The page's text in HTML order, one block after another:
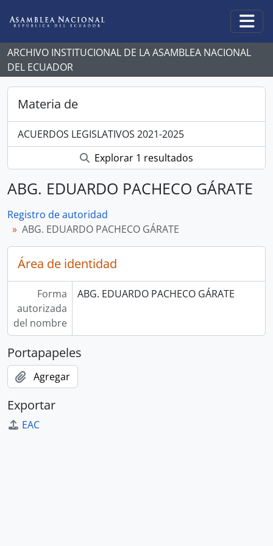
ARCHIVO INSTITUCIONAL DE LA ASAMBLEA NACIONAL
DEL ECUADOR
Materia de
ACUERDOS LEGISLATIVOS 2021-2025
Explorar 1 resultados
ABG. EDUARDO PACHECO GÁRATE
Registro de autoridad
ABG. EDUARDO PACHECO GÁRATE
Área de identidad
Forma
autorizada
del nombre
ABG. EDUARDO PACHECO GÁRATE
Portapapeles
Agregar
Exportar
EAC